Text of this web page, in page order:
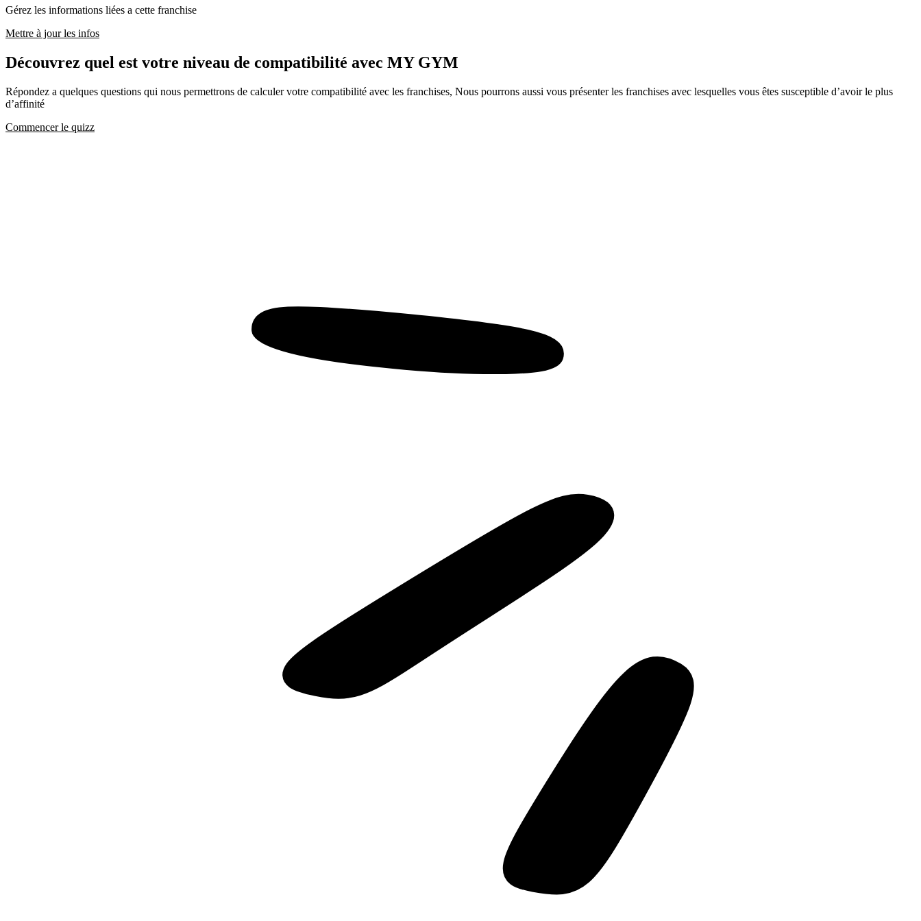
Gérez les informations liées a cette franchise
Mettre à jour les infos
Découvrez quel est votre niveau de compatibilité avec MY GYM
Répondez a quelques questions qui nous permettrons de calculer votre compatibilité avec les franchises, Nous pourrons aussi vous présenter les franchises avec lesquelles vous êtes susceptible d’avoir le plus
d’affinité
Commencer le quizz